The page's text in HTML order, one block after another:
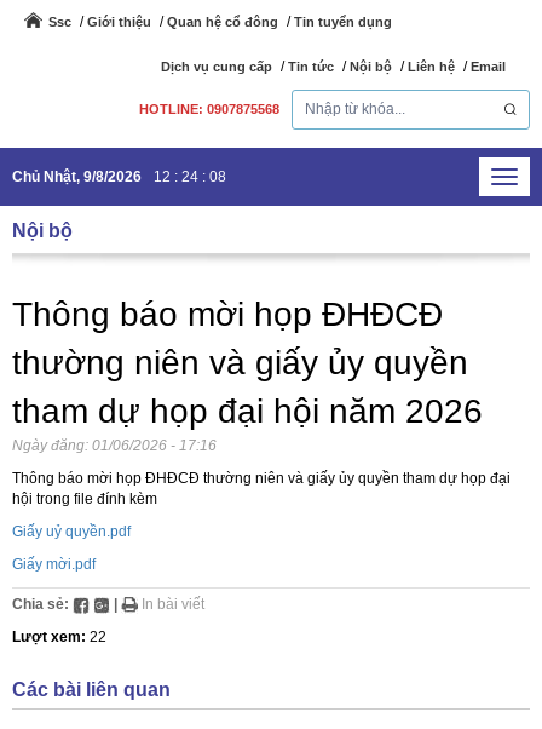
Ssc Giới thiệu Quan hệ cổ đông Tin tuyển dụng
Dịch vụ cung cấp Tin tức Nội bộ Liên hệ Email
HOTLINE: 0907875568
Chủ Nhật, 9/8/2026 12 : 24 : 08
Nội bộ
Thông báo mời họp ĐHĐCĐ
thường niên và giấy ủy quyền
tham dự họp đại hội năm 2026
Ngày đăng: 01/06/2026 - 17:16
Thông báo mời họp ĐHĐCĐ thường niên và giấy ủy quyền tham dự họp đại
hội trong file đính kèm
Giấy uỷ quyền.pdf
Giấy mời.pdf
Chia sẻ:
In bài viết
Lượt xem: 22
Các bài liên quan